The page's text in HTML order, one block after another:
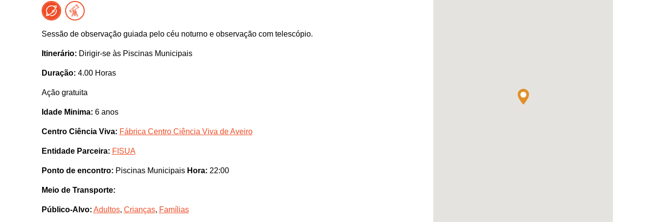
Sessão de observação guiada pelo céu noturno e observação com telescópio.
Itinerário: Dirigir-se às Piscinas Municipais
Duração: 4.00 Horas
Ação gratuita
Idade Minima: 6 anos
Centro Ciência Viva: Fábrica Centro Ciência Viva de Aveiro
Entidade Parceira: FISUA
Ponto de encontro: Piscinas Municipais Hora: 22:00
Meio de Transporte:
Público-Alvo: Adultos, Crianças, Famílias